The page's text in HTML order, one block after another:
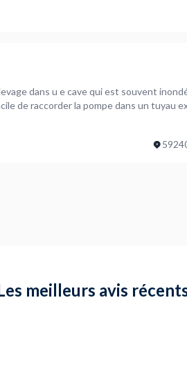
dans u e cave qui est souvent
de raccorder la pompe dans un tuyau
meilleurs avis